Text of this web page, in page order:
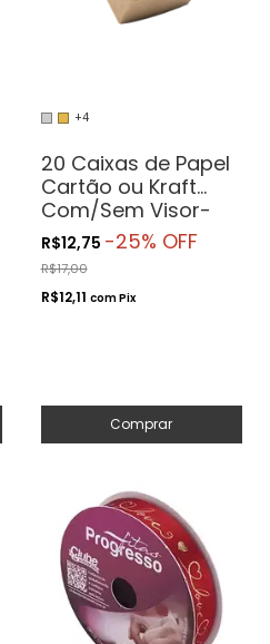
+4
20 Caixas de Papel
Cartão ou Kraft
Com/Sem Visor-
7x7x4- Para
Presentes.
Cosméticos ou
Artesanatos
R$12,75 -25% OFF
R$17,00
R$12,11 comPix
Comprar